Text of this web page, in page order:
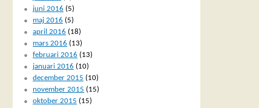
juni 2016 (5)
maj 2016 (5)
april 2016 (18)
mars 2016 (13)
februari 2016 (13)
januari 2016 (10)
december 2015 (10)
november 2015 (15)
oktober 2015 (15)